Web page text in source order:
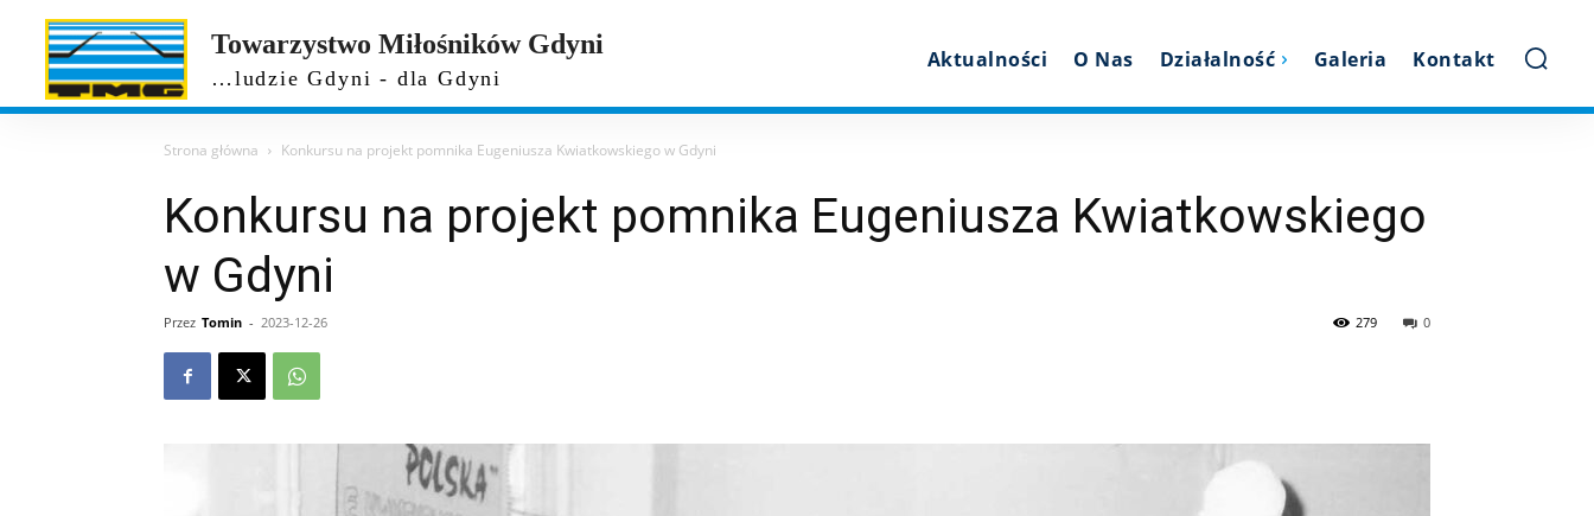
Towarzystwo Miłośników Gdyni
…ludzie Gdyni - dla Gdyni
Aktualności O Nas Działalność Galeria Kontakt
Strona główna Konkursu na projekt pomnika Eugeniusza Kwiatkowskiego w Gdyni
Konkursu na projekt pomnika Eugeniusza Kwiatkowskiego
w Gdyni
Przez Tomin - 2023-12-26 0
279